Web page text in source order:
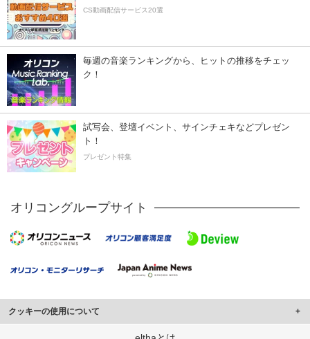
CS動画配信サービス20選
毎週の音楽ランキングから、ヒットの推移をチェッ
ク！
試写会、登壇イベント、サインチェキなどプレゼン
ト！
プレゼント特集
オリコングループサイト
クッキーの使用について
このサイトでは Cookie を使用して、ユーザーに合わせたコンテンツや広告の